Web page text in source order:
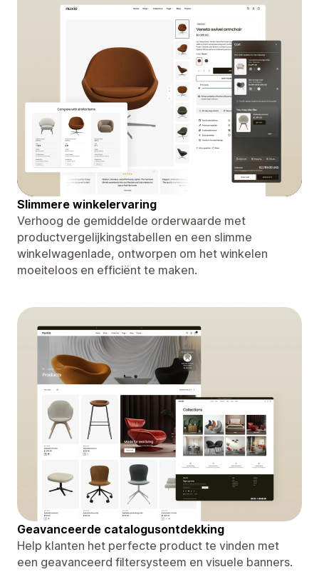
Slimmere winkelervaring
Verhoog de gemiddelde orderwaarde met
productvergelijkingstabellen en een slimme
winkelwagenlade, ontworpen om het winkelen
moeiteloos en efficiënt te maken.
Geavanceerde catalogusontdekking
Help klanten het perfecte product te vinden met
een geavanceerd filtersysteem en visuele banners.